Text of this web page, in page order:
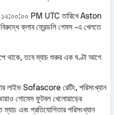
১২:০০:০০ PM UTC তারিখে Aston
ক্লাব ফ্রেন্ডলি গেমস -এ খেলতে
থাকে, তবে ম্যাচ শুরুর এক ঘণ্টা আগে
লাইভ Sofascore রেটিং, পরিসংখ্যান
গোমেস ফুটবল খেলোয়াড়ের
এবং প্রতিযোগিতার পরিসংখ্যান